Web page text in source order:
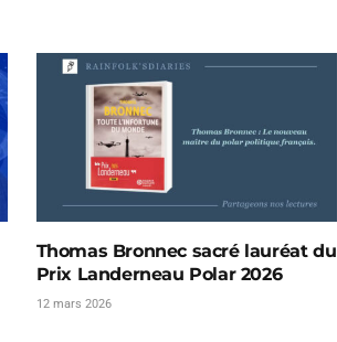
Thomas Bronnec sacré lauréat du
Prix Landerneau Polar 2026
12 mars 2026